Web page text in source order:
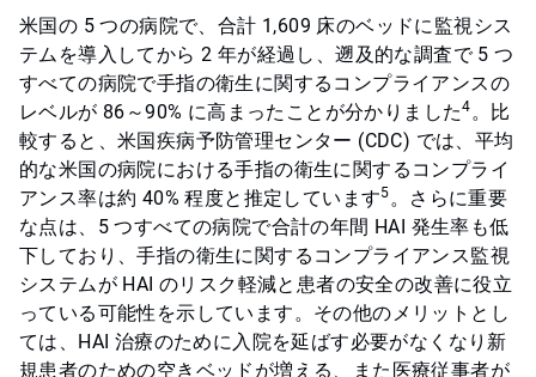
米国の 5 つの病院で、合計 1,609 床のベッドに監視シス
テムを導入してから 2 年が経過し、遡及的な調査で 5 つ
すべての病院で手指の衛生に関するコンプライアンスの
レベルが 86～90% に高まったことが分かりました4。比
較すると、米国疾病予防管理センター (CDC) では、平均
的な米国の病院における手指の衛生に関するコンプライ
アンス率は約 40% 程度と推定しています5。さらに重要
な点は、5 つすべての病院で合計の年間 HAI 発生率も低
下しており、手指の衛生に関するコンプライアンス監視
システムが HAI のリスク軽減と患者の安全の改善に役立
っている可能性を示しています。その他のメリットとし
ては、HAI 治療のために入院を延ばす必要がなくなり新
規患者のための空きベッドが増える、また医療従事者が